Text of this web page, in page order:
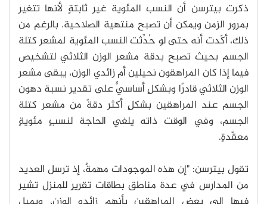
ذكرت بيترسن أن النسب المئوية غير ثابتةٍ لأنها تتغير
بمرور الزمن ويمكن أن تصبح منتهية الصلاحية. بالرغم من
ذلك، أكّدت أنه حتى لو حُدِّثت النسب المئوية لمشعر كتلة
الجسم بحيث تصبح بدقة مشعر الوزن الثلاثي لتشخيص
فيما إذا كان المراهقون نحيلين أم زائدي الوزن، يبقى مشعر
الوزن الثلاثي قادرًا وبشكلٍ أساسيٍّ على تقدير نسبة دهون
الجسم عند المراهقين بشكلٍ أكثر دقةً من مشعر كتلة
الجسم، وفي الوقت ذاته يلغي الحاجة لنسبٍ مئويةٍ
معقّدةٍ.
تقول بيترسن: "إن هذه الموجودات مهمةٌ، إذ ترسل العديد
من المدارس في عدة مناطق بطاقات تقريرٍ للمنزل تشير